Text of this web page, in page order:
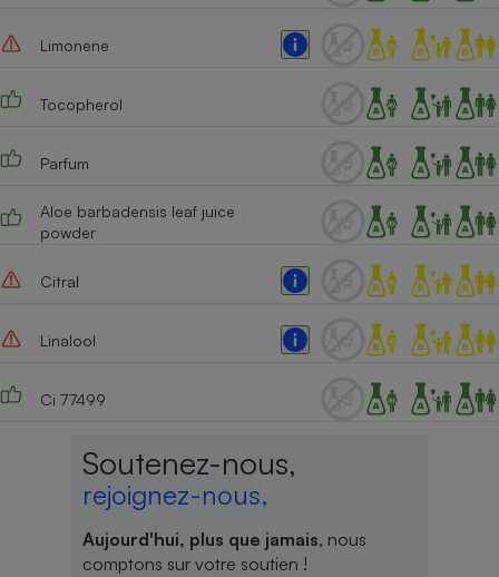
Limonene
Tocopherol
Parfum
Aloe barbadensis leaf juice
powder
Citral
Linalool
Ci 77499
Soutenez-nous,
rejoignez-nous,
Aujourd'hui, plus que jamais, nous
comptons sur votre soutien !